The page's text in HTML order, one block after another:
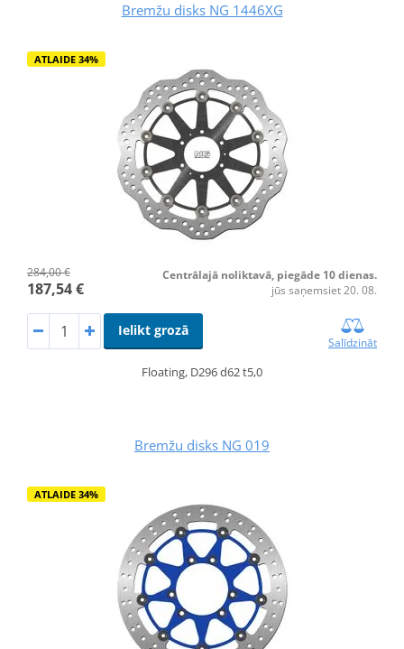
Bremžu disks NG 1446XG
ATLAIDE 34%
284,00 €
187,54 €
Centrālajā noliktavā, piegāde 10 dienas.
jūs saņemsiet 20. 08.
Ielikt grozā
Salīdzināt
Floating, D296 d62 t5,0
Bremžu disks NG 019
ATLAIDE 34%